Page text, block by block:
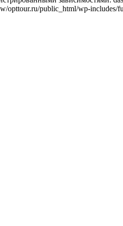
opttour.ru/public_html/wp-includes/